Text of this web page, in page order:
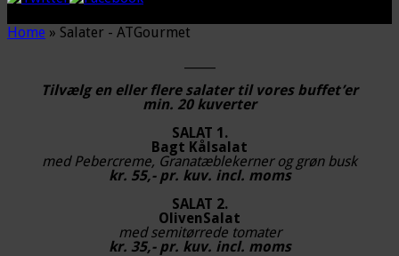
Home » Salater - ATGourmet
Tilvælg en eller flere salater til vores buffet’er
min. 20 kuverter
SALAT 1.
Bagt Kålsalat
med Pebercreme, Granatæblekerner og grøn busk
kr. 55,- pr. kuv. incl. moms
SALAT 2.
OlivenSalat
med semitørrede tomater
kr. 35,- pr. kuv. incl. moms